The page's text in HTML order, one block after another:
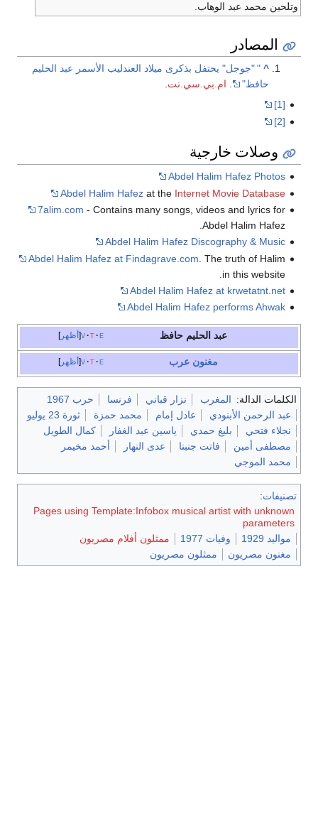
وتلحين محمد عبد الوهاب.
المصادر
^
" "جوجل" يحتفل بذكرى ميلاد العندليب الأسمر عبد الحليم
حافظ"
. ام.بي.سي.نت.
[1]
[2]
وصلات خارجية
Abdel Halim Hafez Photos
Abdel Halim Hafezat the Internet Movie Database
7alim.com - Contains many songs, videos and lyrics for
Abdel Halim Hafez.
Abdel Halim Hafez Discography & Music
Abdel Halim Hafez at Findagrave.com . The truth of Halim
in this website.
Abdel Halim Hafez at krwetatnt.net
Abdel Halim Hafez performs Ahwak
أظهر v t e عبد الحليم حافظ
أظهر v t e مغنون عرب
الكلمات الدالة: المغرب نزار قباني فرنسا
حرب 1967
عبد الرحمن الأبنودي
عادل إمام محمد حمزة
ثورة 23 يوليو
نجلاء فتحي
بليغ حمدي ياسين عبد الغفار
كمال الطويل
مصطفى أمين
فاتت جنبنا عدى النهار
أحمد مخيمر
محمد الموجي
تصنيفات:
Pages using Template:Infobox musical artist with unknown
parameters
مواليد 1929
وفيات 1977
ممثلون أفلام مصريون
مغنون مصريون
ممثلون مصريون